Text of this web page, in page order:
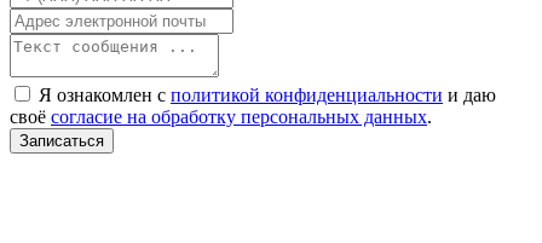
Я ознакомлен с политикой конфиденциальности и даю
своё согласие на обработку персональных данных.
Записаться